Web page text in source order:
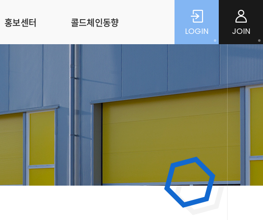
홍보센터 콜드체인동향
LOGIN JOIN